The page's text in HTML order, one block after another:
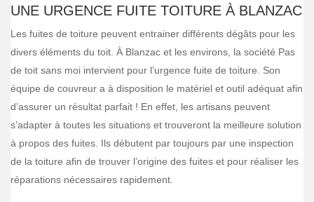
UNE URGENCE FUITE TOITURE À BLANZAC
Les fuites de toiture peuvent entrainer différents dégâts pour les
divers éléments du toit. À Blanzac et les environs, la société Pas
de toit sans moi intervient pour l’urgence fuite de toiture. Son
équipe de couvreur a à disposition le matériel et outil adéquat afin
d’assurer un résultat parfait ! En effet, les artisans peuvent
s’adapter à toutes les situations et trouveront la meilleure solution
à propos des fuites. Ils débutent par toujours par une inspection
de la toiture afin de trouver l’origine des fuites et pour réaliser les
réparations nécessaires rapidement.